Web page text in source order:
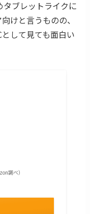
タブレットライクに
けと言うものの、
して見ても面白い
調べ）